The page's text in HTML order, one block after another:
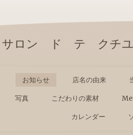
サロン ド テ クチユ
お知らせ 店名の由来
写真 こだわりの素材
カレンダー